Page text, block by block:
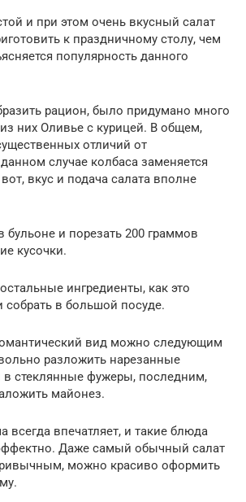
и при этом очень вкусный салат
к праздничному столу, чем
популярность данного
рацион, было придумано много
них Оливье с курицей. В общем,
отличий от
случае колбаса заменяется
вкус и подача салата вполне
бульоне и порезать 200 граммов
кусочки.
ингредиенты, как это
в большой посуде.
вид можно следующим
разложить нарезанные
в стеклянные фужеры, последним,
майонез.
всегда впечатляет, и такие блюда
Даже самый обычный салат
можно красиво оформить